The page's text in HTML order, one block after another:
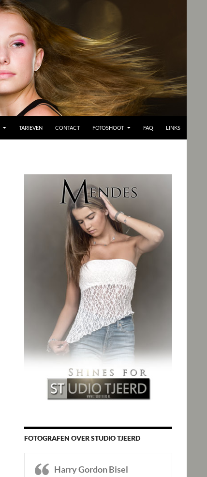
TARIEVEN CONTACT FOTOSHOOT FAQ LINKS
FOTOGRAFEN OVER STUDIO TJEERD
Harry Gordon Bisel